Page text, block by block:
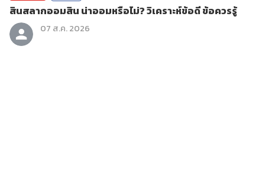
สินสลากออมสิน น่าออมหรือไม่? วิเคราะห์ข้อดี ข้อควรรู้
07 ส.ค. 2026